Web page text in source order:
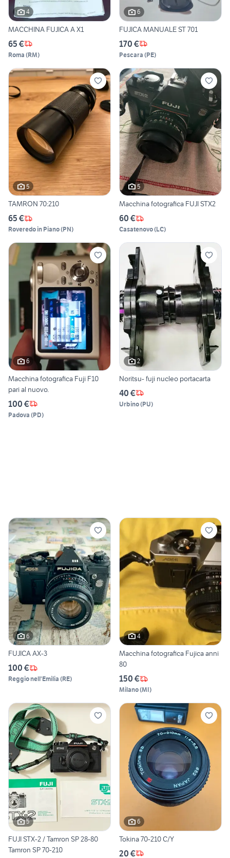
4
MACCHINA FUJICA A X1
65 €
Roma (RM)
6
FUJICA MANUALE ST 701
170 €
Pescara (PE)
5
TAMRON 70:210
65 €
Roveredo in Piano(PN)
5
Macchina fotografica FUJI STX2
60 €
Casatenovo(LC)
6
Macchina fotografica Fuji F10
pari al nuovo.
100 €
Padova (PD)
2
Noritsu- fuji nucleo portacarta
40 €
Urbino(PU)
6
FUJICA AX-3
100 €
Reggio nell'Emilia (RE)
4
Macchina fotografica Fujica anni
80
150 €
Milano(MI)
5
FUJI STX-2 / Tamron SP 28-80
Tamron SP 70-210
6
Tokina 70-210 C/Y
20 €